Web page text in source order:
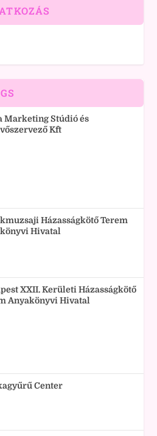
Marketing Stúdió és
Kft
Házasságkötő Terem
Hivatal
XXII. Kerületi Házasságkötő
Anyakönyvi Hivatal
Center